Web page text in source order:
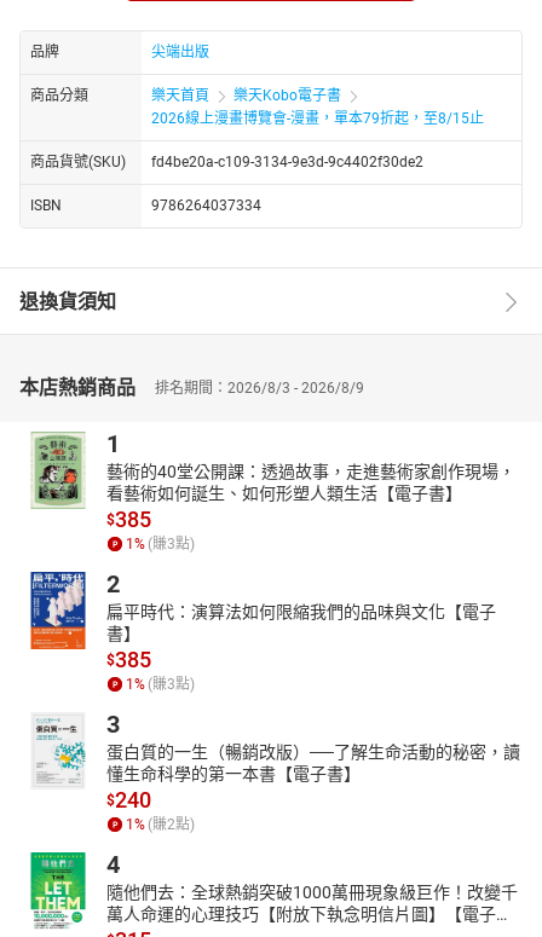
亞修和英二在曼哈頓獲得了短暫的休息。
不過在這期間，歐沙他們還是拚了命在找亞修。
由於帝諾的策略，亞修變成了警察追捕的對象。
亞修會展開反擊嗎…？
品牌 尖端出版
商品分類 樂天首頁
樂天Kobo電子書
2026線上漫畫博覽會-漫畫，單本79折起，至8/15止
商品貨號(SKU) fd4be20a-c109-3134-9e3d-9c4402f30de2
ISBN 9786264037334
退換貨須知
本店熱銷商品 排名期間：2026/8/3 - 2026/8/9
1
藝術的40堂公開課：透過故事，走進藝術家創作現場，
看藝術如何誕生、如何形塑人類生活【電子書】
$385
1 % (賺3點)
2
扁平時代：演算法如何限縮我們的品味與文化【電子
書】
$385
1 % (賺3點)
3
蛋白質的一生（暢銷改版）──了解生命活動的秘密，讀
懂生命科學的第一本書【電子書】
$240
1 % (賺2點)
4
隨他們去：全球熱銷突破1000萬冊現象級巨作！改變千
萬人命運的心理技巧【附放下執念明信片圖】【電子